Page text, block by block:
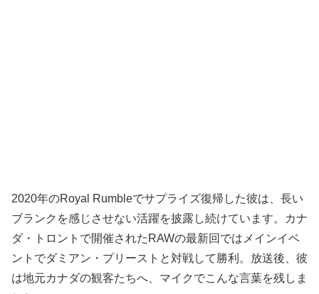
2020年のRoyal Rumbleでサプライズ復帰した彼は、長い
ブランクを感じさせない活躍を披露し続けています。カナ
ダ・トロントで開催されたRAWの最新回ではメインイベ
ントでダミアン・プリーストと対戦して勝利。放送後、彼
は地元カナダの観客たちへ、マイクでこんな言葉を残しま